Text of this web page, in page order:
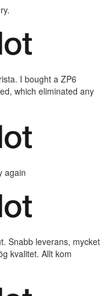
I bought a ZP6
which eliminated any
again
Snabb leverans, mycket
kvalitet. Allt kom